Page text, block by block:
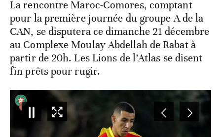
La rencontre Maroc-Comores, comptant
pour la première journée du groupe A de la
CAN, se disputera ce dimanche 21 décembre
au Complexe Moulay Abdellah de Rabat à
partir de 20h. Les Lions de l’Atlas se disent
fin prêts pour rugir.